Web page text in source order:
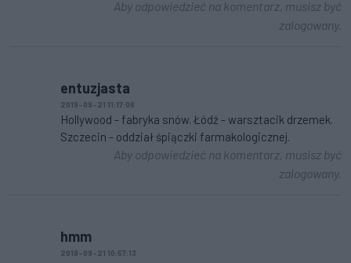
Aby odpowiedzieć na komentarz, musisz być
zalogowany.
entuzjasta
2019-09-21 11:17:06
Hollywood - fabryka snów. Łódź - warsztacik drzemek.
Szczecin - oddział śpiączki farmakologicznej.
Aby odpowiedzieć na komentarz, musisz być
zalogowany.
hmm
2019-09-21 10:57:13